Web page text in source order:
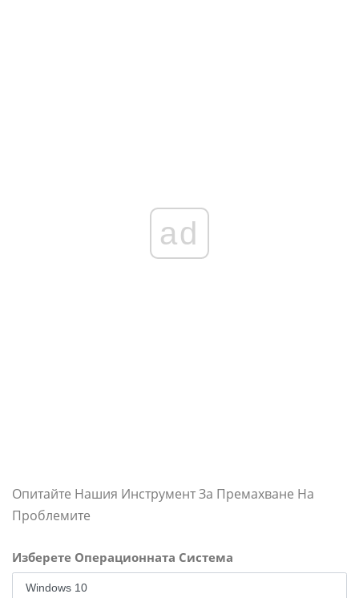
ad
Опитайте Нашия Инструмент За Премахване На
Проблемите
Изберете Операционната Система